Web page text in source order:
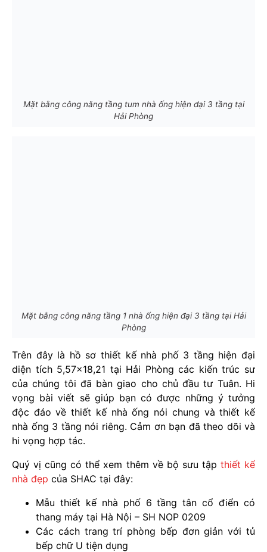
Mặt bằng công năng tầng tum nhà ống hiện đại 3 tầng tại
Hải Phòng
Mặt bằng công năng tầng 1 nhà ống hiện đại 3 tầng tại Hải
Phòng
Trên đây là hồ sơ thiết kế nhà phố 3 tầng hiện đại
diện tích 5,57x18,21 tại Hải Phòng các kiến trúc sư
của chúng tôi đã bàn giao cho chủ đầu tư Tuân. Hi
vọng bài viết sẽ giúp bạn có được những ý tưởng
độc đáo về thiết kế nhà ống nói chung và thiết kế
nhà ống 3 tầng nói riêng. Cảm ơn bạn đã theo dõi và
hi vọng hợp tác.
Quý vị cũng có thể xem thêm về bộ sưu tập thiết kế
nhà đẹp của SHAC tại đây:
Mẫu thiết kế nhà phố 6 tầng tân cổ điển có
thang máy tại Hà Nội – SH NOP 0209
Các cách trang trí phòng bếp đơn giản với tủ
bếp chữ U tiện dụng